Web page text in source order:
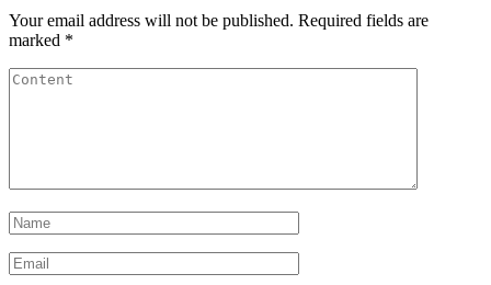
Your email address will not be published. Required fields are
marked *